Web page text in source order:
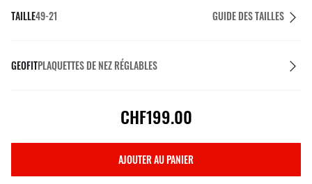
TAILLE49-21 GUIDE DES TAILLES
GEOFITPLAQUETTES DE NEZ RÉGLABLES
CHF199.00
AJOUTER AU PANIER